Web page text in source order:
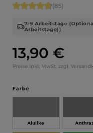
Regulärer Preis:
13,90 €
Preise inkl. MwSt. zzgl.
Durchschnittliche
(85)
7-9 Arbeitstage
Arbeitstage))
Farbeauswählen
Alulike